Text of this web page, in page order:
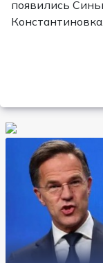
появились
Константиновка.